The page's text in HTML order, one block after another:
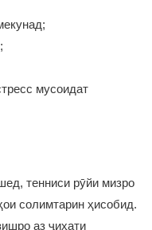
мусоидат
тенниси рӯйи мизро
солимтарин ҳисобид.
аз ҷиҳати